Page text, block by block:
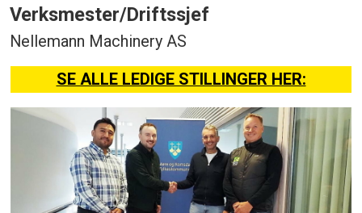
Verksmester/Driftssjef
Nellemann Machinery AS
SE ALLE LEDIGE STILLINGER HER: